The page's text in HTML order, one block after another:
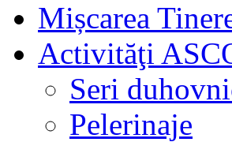
Mișcarea
Activităţi
Seri
Pelerinaje